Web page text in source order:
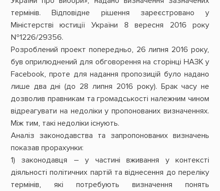
термінів. Відповідне рішення зареєстровано у
Міністерстві юстиції України 8 вересня 2016 року
№1226/29356.
Розроблений проект попередньо, 26 липня 2016 року,
був оприлюднений для обговорення на сторінці НАЗК у
Facebook, проте для надання пропозицій було надано
лише два дні (до 28 липня 2016 року). Брак часу не
дозволив правникам та громадськості належним чином
відреагувати на недоліки у пропонованих визначеннях.
Між тим, такі недоліки існують.
Аналіз законодавства та запропонованих визначень
показав прорахунки:
1) законодавця ― у частині вживання у контексті
діяльності політичних партій та віднесення до переліку
термінів, які потребують визначення понять